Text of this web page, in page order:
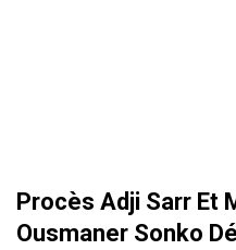
Procès Adji Sarr Et
Ousmaner Sonko